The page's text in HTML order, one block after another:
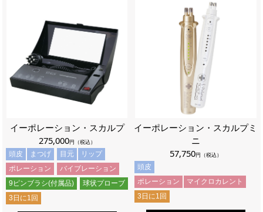
イーポレーション・スカルプ
275,000円（税込）
頭皮 まつげ 目元
リップ
ポレーション
バイブレーション
9ピンブラシ(付属品)
球状プローブ
3日に1回
イーポレーション・スカルプミ
ニ
57,750円（税込）
頭皮
ポレーション
マイクロカレント
3日に1回